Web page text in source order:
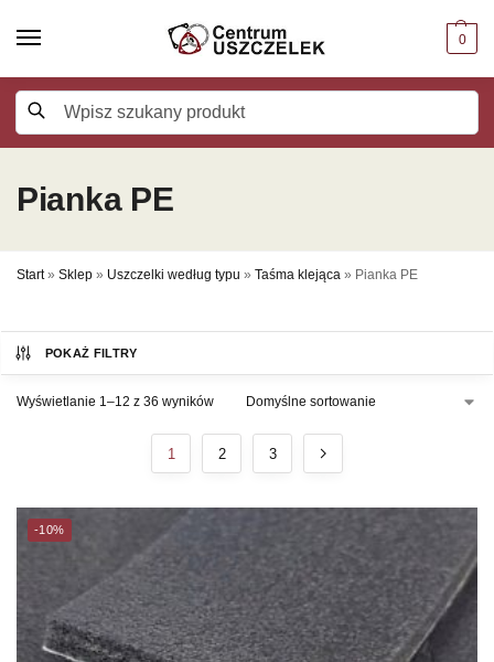
0
Pianka PE
Start » Sklep » Uszczelki według typu » Taśma klejąca » Pianka PE
POKAŻ FILTRY
Wyświetlanie 1–12 z 36 wyników
1 2 3
-10%